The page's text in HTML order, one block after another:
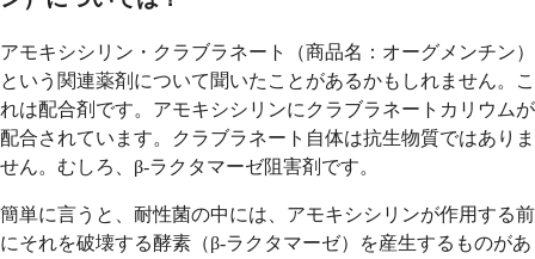
アモキシシリン・クラブラネート（商品名：オーグメンチン）
という関連薬剤について聞いたことがあるかもしれません。こ
れは配合剤です。アモキシシリンにクラブラネートカリウムが
配合されています。クラブラネート自体は抗生物質ではありま
せん。むしろ、β-ラクタマーゼ阻害剤です。
簡単に言うと、耐性菌の中には、アモキシシリンが作用する前
にそれを破壊する酵素（β-ラクタマーゼ）を産生するものがあ